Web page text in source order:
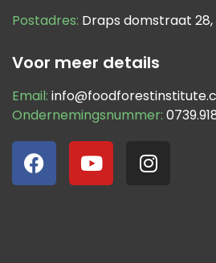
Postadres: Draps domstraat 28,
Voor meer details
Email:
Ondernemingsnummer: